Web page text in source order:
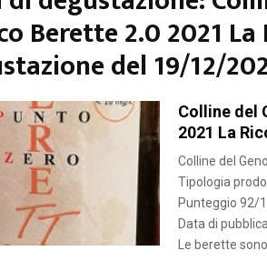
Berette 2.0 2021 La
del 19/12/
Colline del
2021 La
Colline del
Tipologia
Punteggio 92/
Data di
Le berette